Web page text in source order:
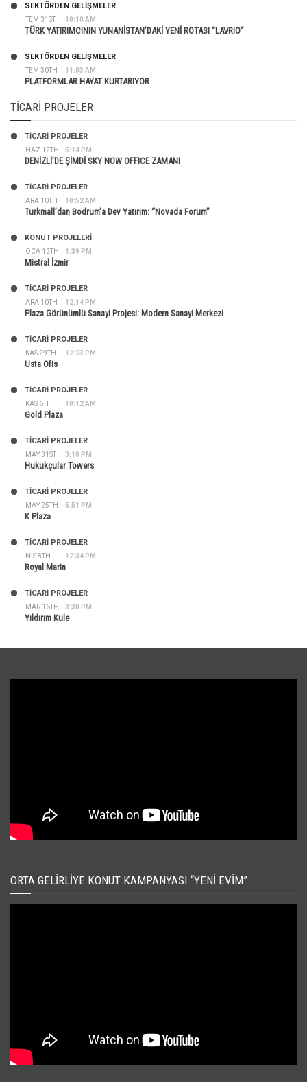
TEM 31ST 10:10 AM
SEKTÖRDEN GELIŞMELER
TÜRK YATIRIMCININ YUNANİSTAN’DAKİ YENİ ROTASI “LAVRIO”
TEM 30TH 11:03 AM
SEKTÖRDEN GELIŞMELER
PLATFORMLAR HAYAT KURTARIYOR
TICARI PROJELER
HAZ 12TH 5:14 PM
TİCARİ PROJELER
DENİZLİ’DE ŞİMDİ SKY NOW OFFICE ZAMANI
ARA 10TH 10:52 AM
TİCARİ PROJELER
Turkmall’dan Bodrum’a Dev Yatırım: “Novada Forum”
OCA 12TH 1:39 PM
KONUT PROJELERI
Mistral İzmir
ARA 10TH 12:14 PM
TİCARİ PROJELER
Plaza Görünümlü Sanayi Projesi: Modern Sanayi Merkezi
KAS 29TH 12:23 PM
TİCARİ PROJELER
Usta Ofis
KAS 6TH 10:12 AM
TİCARİ PROJELER
Gold Plaza
MAY 31ST 3:10 PM
TİCARİ PROJELER
Hukukçular Towers
MAY 25TH 5:51 PM
TİCARİ PROJELER
K Plaza
NIS 8TH 12:34 PM
TİCARİ PROJELER
Royal Marin
MAR 16TH 3:30 PM
TİCARİ PROJELER
Yıldırım Kule
ORTA GELIRLIYE KONUT KAMPANYASI “YENI EVIM”